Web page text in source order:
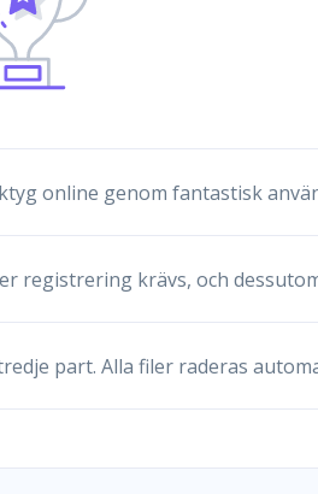
online genom fantastisk
registrering krävs, och
part. Alla filer raderas